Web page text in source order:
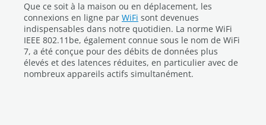
Que ce soit à la maison ou en déplacement, les
connexions en ligne par WiFi sont devenues
indispensables dans notre quotidien. La norme WiFi
IEEE 802.11be, également connue sous le nom de WiFi
7, a été conçue pour des débits de données plus
élevés et des latences réduites, en particulier avec de
nombreux appareils actifs simultanément.